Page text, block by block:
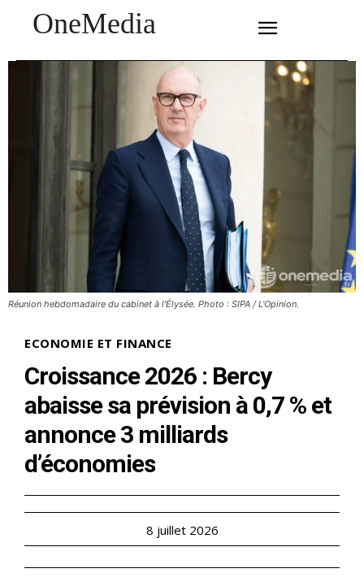
OneMedia
Réunion hebdomadaire du cabinet à l'Élysée. Photo : SIPA / L'Opinion.
ECONOMIE ET FINANCE
Croissance 2026 : Bercy
abaisse sa prévision à 0,7 % et
annonce 3 milliards
d’économies
8 juillet 2026